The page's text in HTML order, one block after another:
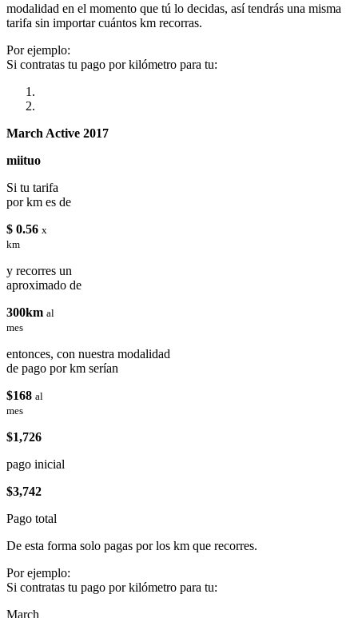
modalidad en el momento que tú lo decidas, así tendrás una misma
tarifa sin importar cuántos km recorras.
Por ejemplo:
Si contratas tu pago por kilómetro para tu:
March Active 2017
miituo
Si tu tarifa
por km es de
$ 0.56 x
km
y recorres un
aproximado de
300km al
mes
entonces, con nuestra modalidad
de pago por km serían
$168 al
mes
$1,726
pago inicial
$3,742
Pago total
De esta forma solo pagas por los km que recorres.
Por ejemplo:
Si contratas tu pago por kilómetro para tu:
March